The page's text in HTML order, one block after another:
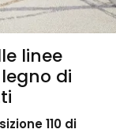
linee
di
110 di